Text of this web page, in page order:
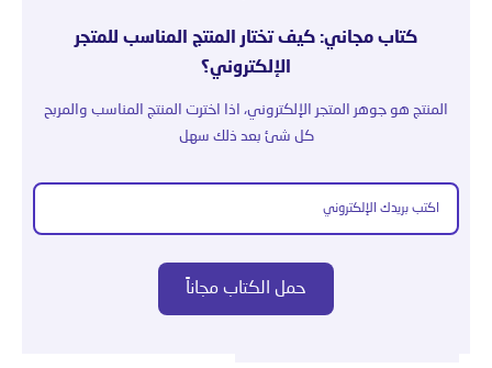
كتاب مجاني: كيف تختار المنتج المناسب للمتجر
الإلكتروني؟
المنتج هو جوهر المتجر الإلكتروني، اذا اخترت المنتج المناسب والمربح
كل شئ بعد ذلك سهل